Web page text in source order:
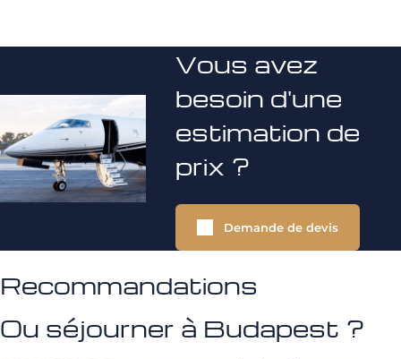
Vous avez
besoin d'une
estimation de
prix ?
Demande de devis
Recommandations
Ou séjourner à Budapest ?